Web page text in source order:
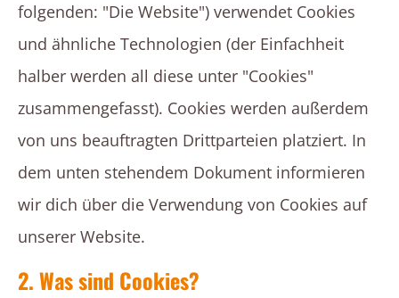
folgenden: "Die Website") verwendet Cookies
und ähnliche Technologien (der Einfachheit
halber werden all diese unter "Cookies"
zusammengefasst). Cookies werden außerdem
von uns beauftragten Drittparteien platziert. In
dem unten stehendem Dokument informieren
wir dich über die Verwendung von Cookies auf
unserer Website.
2. Was sind Cookies?